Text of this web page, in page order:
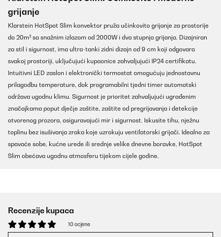
grijanje
Klarstein HotSpot Slim konvektor pruža učinkovito grijanje za prostorije
do 20m² sa snažnim izlazom od 2000W i dva stupnja grijanja. Dizajniran
za stil i sigurnost, ima ultra-tanki zidni dizajn od 9 cm koji odgovara
svakoj prostoriji, uključujući kupaonice zahvaljujući IP24 certifikatu.
Intuitivni LED zaslon i elektronički termostat omogućuju jednostavnu
prilagodbu temperature, dok programabilni tjedni timer automatski
održava ugodnu klimu. Sigurnost je prioritet zahvaljujući ugrađenim
značajkama poput dječje zaštite, zaštite od pregrijavanja i detekcije
otvorenog prozora, osiguravajući mir i sigurnost. Iskusite tihu, nježnu
toplinu bez isušivanja zraka koje uzrokuju ventilatorski grijači. Idealno za
spavaće sobe, kućne urede ili srednje velike dnevne boravke, HotSpot
Slim obećava ugodnu atmosferu tijekom cijele godine.
Recenzije kupaca
10 ocjene